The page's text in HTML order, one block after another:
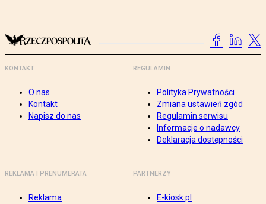
KONTAKT
O nas
Kontakt
Napisz do nas
REGULAMIN
Polityka Prywatności
Zmiana ustawień zgód
Regulamin serwisu
Informacje o nadawcy
Deklaracja dostępności
REKLAMA I PRENUMERATA
Reklama
PARTNERZY
E-kiosk.pl